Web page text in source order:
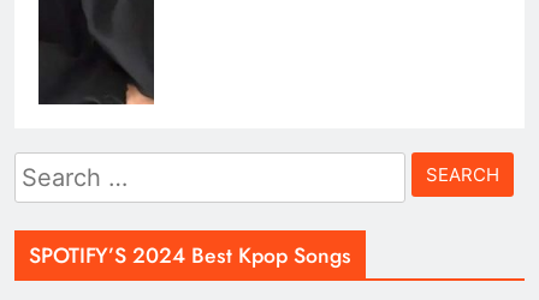
Search
for:
SPOTIFY’S 2024 Best Kpop Songs